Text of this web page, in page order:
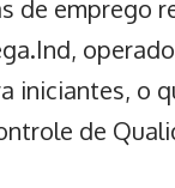
de emprego
iniciantes, o
de